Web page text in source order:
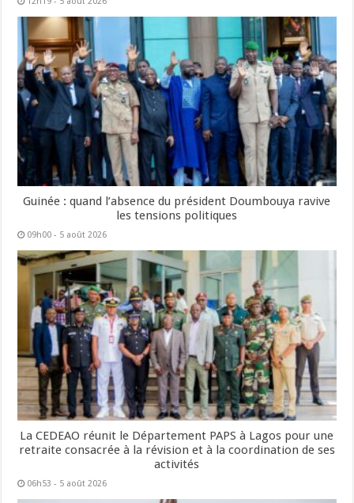
Guinée : quand l’absence du président Doumbouya ravive
les tensions politiques
09h00 - 5 août 2026
La CEDEAO réunit le Département PAPS à Lagos pour une
retraite consacrée à la révision et à la coordination de ses
activités
06h53 - 5 août 2026